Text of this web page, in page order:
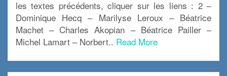
les textes précédents, cliquer sur les liens : 2 –
Dominique Hecq – Marilyse Leroux – Béatrice
Machet – Charles Akopian – Béatrice Pailler –
Michel Lamart – Norbert.. Read More